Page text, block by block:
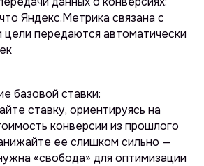
Яндекс.Метрика связана с
цели передаются автоматически
базовой ставки:
ставку, ориентируясь на
конверсии из прошлого
ее слишком сильно —
«свобода» для оптимизации